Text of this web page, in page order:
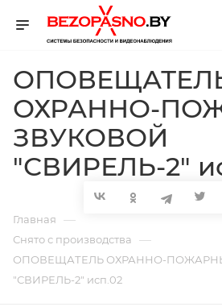
ОХРАННО-
ЗВУКОВОЙ
"СВИРЕЛЬ-2"
Главная —
Снято с производства —
ОПОВЕЩАТЕЛЬ ОХРАННО-
"СВИРЕЛЬ-2" исп.02